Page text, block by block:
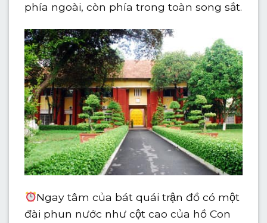
phía ngoài, còn phía trong toàn song sắt.
Ngay tâm của bát quái trận đồ có một
đài phun nước như cột cao của hồ Con